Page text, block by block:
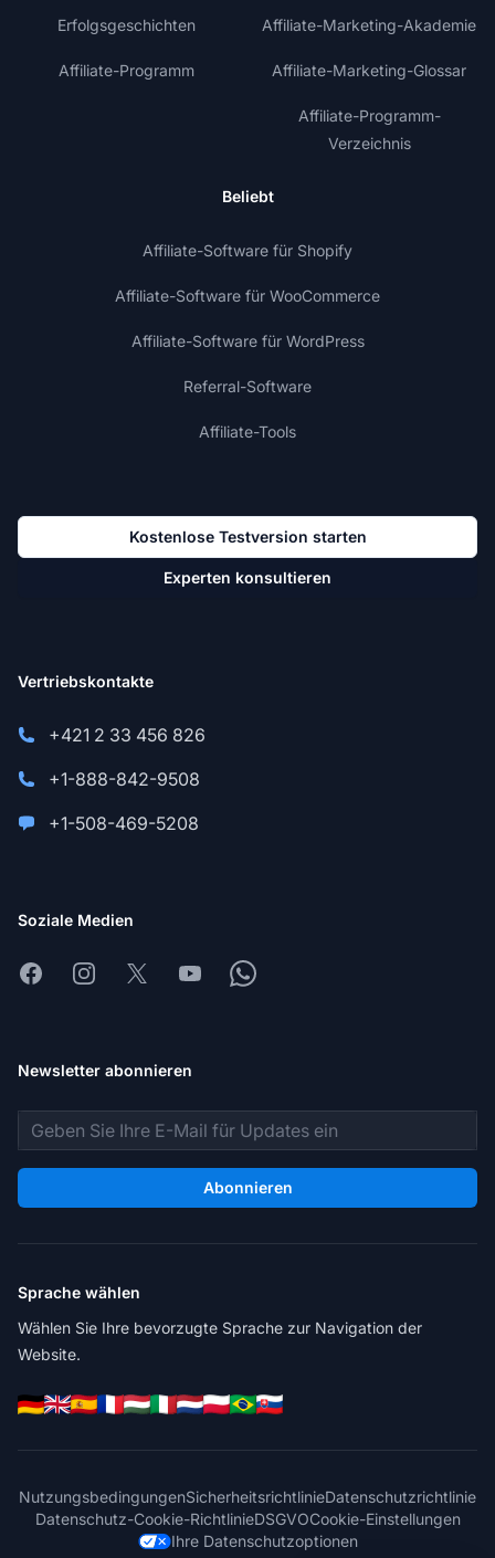
Erfolgsgeschichten
Affiliate-Programm
Affiliate-Marketing-Akademie
Affiliate-Marketing-Glossar
Affiliate-Programm-
Verzeichnis
Beliebt
Affiliate-Software für Shopify
Affiliate-Software für WooCommerce
Affiliate-Software für WordPress
Referral-Software
Affiliate-Tools
Kostenlose Testversion starten
Experten konsultieren
Vertriebskontakte
+421 2 33 456 826
+1-888-842-9508
+1-508-469-5208
Soziale Medien
FacebookInstagram
X YoutubeWhatsapp
Newsletter abonnieren
E-Mail-Adresse
Abonnieren
Sprache wählen
Wählen Sie Ihre bevorzugte Sprache zur Navigation der
Website.
NutzungsbedingungenSicherheitsrichtlinieDatenschutzrichtlinie
Datenschutz-Cookie-RichtlinieDSGVOCookie-Einstellungen
Ihre Datenschutzoptionen